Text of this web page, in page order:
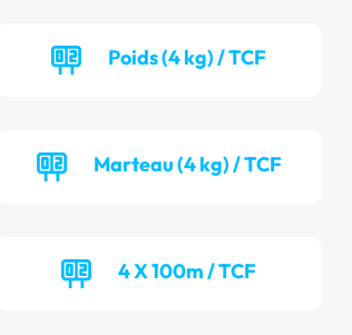
Poids (4 kg) / TCF
Marteau (4 kg) / TCF
4 X 100m / TCF